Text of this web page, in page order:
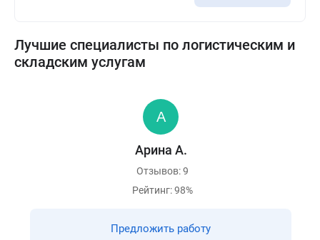
Лучшие специалисты по логистическим и
складским услугам
Арина А.
Отзывов: 9
Рейтинг: 98%
Предложить работу